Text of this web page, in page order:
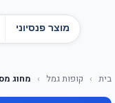
מוצר פנסיוני
בית › קופות גמל › מחוג